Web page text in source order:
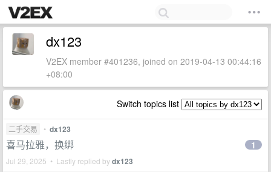
dx123
V2EX member #401236, joined on 2019-04-13 00:44:16
+08:00
Switch topics list
二手交易 • dx123
喜马拉雅，换绑
Jul 29, 2025 • Lastly replied bydx123
1